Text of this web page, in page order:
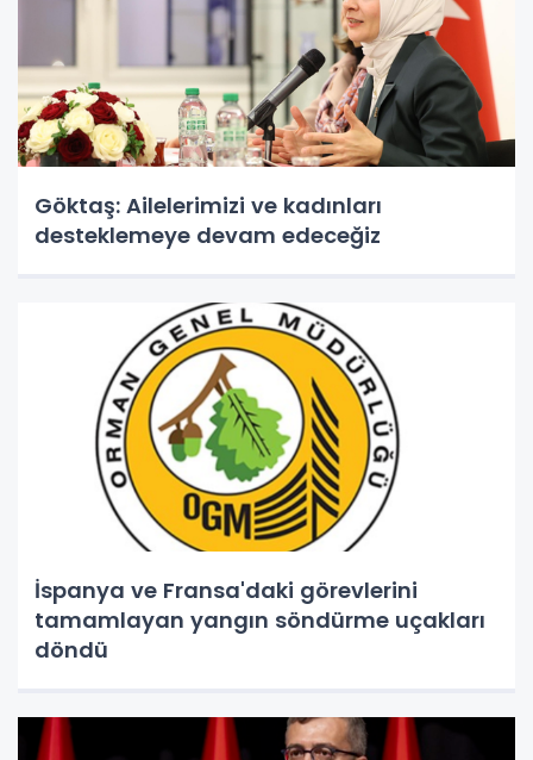
Göktaş: Ailelerimizi ve kadınları
desteklemeye devam edeceğiz
İspanya ve Fransa'daki görevlerini
tamamlayan yangın söndürme uçakları
döndü